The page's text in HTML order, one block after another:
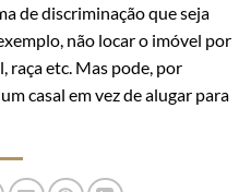
de discriminação que seja
não locar o imóvel por
raça etc. Mas pode, por
casal em vez de alugar para